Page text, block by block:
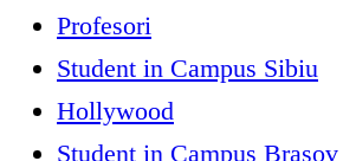
Profesori
Student in Campus Sibiu
Hollywood
Student in Campus Brasov